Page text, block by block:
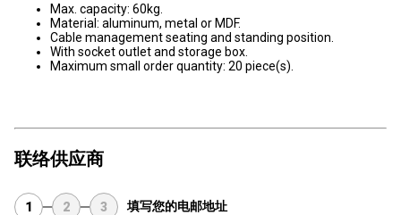
Max. capacity: 60kg.
Material: aluminum, metal or MDF.
Cable management seating and standing position.
With socket outlet and storage box.
Maximum small order quantity: 20 piece(s).
联络供应商
1 2 3 填写您的电邮地址